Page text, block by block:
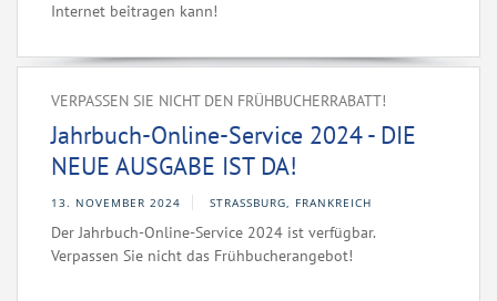
Internet beitragen kann!
VERPASSEN SIE NICHT DEN FRÜHBUCHERRABATT!
Jahrbuch-Online-Service 2024 - DIE
NEUE AUSGABE IST DA!
13. NOVEMBER 2024 STRASSBURG, FRANKREICH
Der Jahrbuch-Online-Service 2024 ist verfügbar.
Verpassen Sie nicht das Frühbucherangebot!